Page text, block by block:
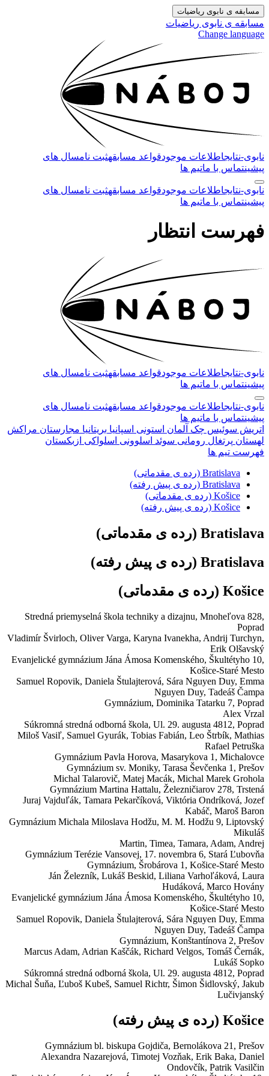
مسابقه ی نابوی ریاضیات
مسابقه ی نابوی ریاضیات
Change language
نابوی-نتایجاطلاعات موجودقواعد مسابقهثبت نامسال های
پیشینتماس با ماتیم ها
نابوی-نتایجاطلاعات موجودقواعد مسابقهثبت نامسال های
پیشینتماس با ماتیم ها
فهرست انتظار
نابوی-نتایجاطلاعات موجودقواعد مسابقهثبت نامسال های
پیشینتماس با ماتیم ها
نابوی-نتایجاطلاعات موجودقواعد مسابقهثبت نامسال های
پیشینتماس با ماتیم ها
اتریش سوئیس چک آلمان استونی اسپانیا بریتانیا مجارستان مراکش
لهستان پرتغال رومانی سوئد اسلوونی اسلواکی ازبکستان
فهرست تیم ها
Bratislava (رده ی مقدماتی)
Bratislava (رده ی پیش رفته)
Košice (رده ی مقدماتی)
Košice (رده ی پیش رفته)
Bratislava (رده ی مقدماتی)
Bratislava (رده ی پیش رفته)
Košice (رده ی مقدماتی)
Stredná priemyselná škola techniky a dizajnu, Mnoheľova 828,
Poprad
Vladimír Švirloch, Oliver Varga, Karyna Ivanekha, Andrij Turchyn,
Erik Olšavský
Evanjelické gymnázium Jána Ámosa Komenského, Škultétyho 10,
Košice-Staré Mesto
Samuel Ropovik, Daniela Štulajterová, Sára Nguyen Duy, Emma
Nguyen Duy, Tadeáš Čampa
Gymnázium, Dominika Tatarku 7, Poprad
Alex Vrzal
Súkromná stredná odborná škola, Ul. 29. augusta 4812, Poprad
Miloš Vasiľ, Samuel Gyurák, Tobias Fabián, Leo Štrbík, Mathias
Rafael Petruška
Gymnázium Pavla Horova, Masarykova 1, Michalovce
Gymnázium sv. Moniky, Tarasa Ševčenka 1, Prešov
Michal Talarovič, Matej Macák, Michal Marek Grohola
Gymnázium Martina Hattalu, Železničiarov 278, Trstená
Juraj Vajduľák, Tamara Pekarčíková, Viktória Ondríková, Jozef
Kabáč, Maroš Baron
Gymnázium Michala Miloslava Hodžu, M. M. Hodžu 9, Liptovský
Mikuláš
Martin, Timea, Tamara, Adam, Andrej
Gymnázium Terézie Vansovej, 17. novembra 6, Stará Ľubovňa
Gymnázium, Šrobárova 1, Košice-Staré Mesto
Ján Železník, Lukáš Beskid, Liliana Varhoľáková, Laura
Hudáková, Marco Hovány
Evanjelické gymnázium Jána Ámosa Komenského, Škultétyho 10,
Košice-Staré Mesto
Samuel Ropovik, Daniela Štulajterová, Sára Nguyen Duy, Emma
Nguyen Duy, Tadeáš Čampa
Gymnázium, Konštantínova 2, Prešov
Marcus Adam, Adrian Kaščák, Richard Velgos, Tomáš Černák,
Lukáš Sopko
Súkromná stredná odborná škola, Ul. 29. augusta 4812, Poprad
Michal Šuňa, Ľuboš Kubeš, Samuel Richtr, Šimon Šidlovský, Jakub
Lučivjanský
Košice (رده ی پیش رفته)
Gymnázium bl. biskupa Gojdiča, Bernolákova 21, Prešov
Alexandra Nazarejová, Timotej Vozňak, Erik Baka, Daniel
Ondovčík, Patrik Vasilčin